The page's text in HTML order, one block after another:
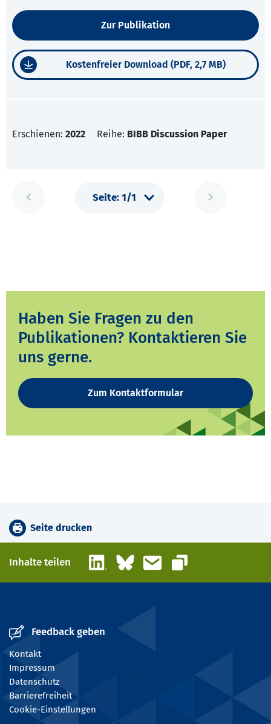
Zur Publikation
Kostenfreier Download (PDF, 2,7 MB)
Erschienen: 2022 Reihe: BIBB Discussion Paper
Haben Sie Fragen zu den
Publikationen? Kontaktieren Sie
uns gerne.
Zum Kontaktformular
Seite drucken
Inhalte teilen LinkedInBlueskyE-Mail
Link kopieren
Feedback geben
Kontakt
Impressum
Datenschutz
Barrierefreiheit
Cookie-Einstellungen